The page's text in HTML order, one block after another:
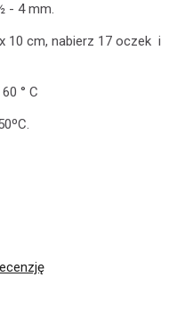
- 4 mm.
10 cm, nabierz 17 oczek i
° C